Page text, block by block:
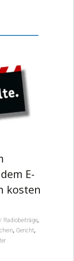
E-
kosten
Radiobeiträge,
, Gericht,